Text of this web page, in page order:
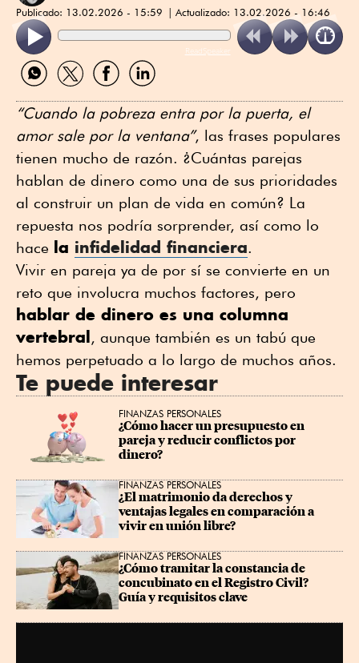
Publicado: 13.02.2026 - 15:59 Actualizado: 13.02.2026 - 16:46
ReadSpeaker
Compartir
por
Compartir
por
Compartir
por
Compartir
por
“Cuando la pobreza entra por la puerta, el
amor sale por la ventana”, las frases populares
tienen mucho de razón. ¿Cuántas parejas
hablan de dinero como una de sus prioridades
al construir un plan de vida en común? La
repuesta nos podría sorprender, así como lo
hace la infidelidad financiera.
Vivir en pareja ya de por sí se convierte en un
reto que involucra muchos factores, pero
hablar de dinero es una columna
vertebral, aunque también es un tabú que
hemos perpetuado a lo largo de muchos años.
Te puede interesar
FINANZAS PERSONALES
¿Cómo hacer un presupuesto en
pareja y reducir conflictos por
dinero?
FINANZAS PERSONALES
¿El matrimonio da derechos y
ventajas legales en comparación a
vivir en unión libre?
FINANZAS PERSONALES
¿Cómo tramitar la constancia de
concubinato en el Registro Civil?
Guía y requisitos clave